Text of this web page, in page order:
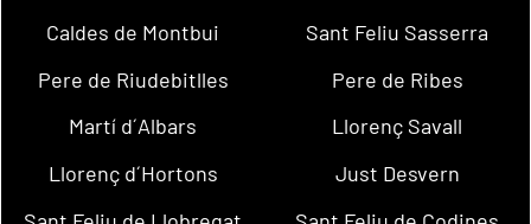
Caldes de Montbui
Sant Feliu Sasserra
Pere de Riudebitlles
Pere de Ribes
Martí d´Albars
Llorenç Savall
Llorenç d´Hortons
Just Desvern